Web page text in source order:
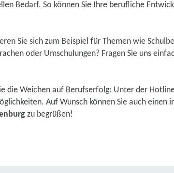
Bedarf. So können Sie Ihre berufliche
Sie sich zum Beispiel für Themen wie
oder Umschulungen? Fragen Sie uns
die Weichen auf Berufserfolg: Unter der
Auf Wunsch können Sie auch
zu begrüßen!